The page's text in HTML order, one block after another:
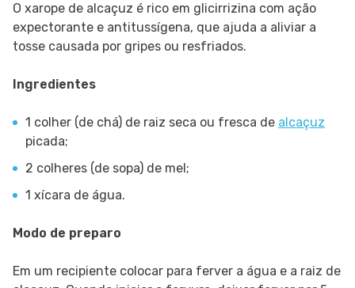
O xarope de alcaçuz é rico em glicirrizina com ação
expectorante e antitussígena, que ajuda a aliviar a
tosse causada por gripes ou resfriados.
Ingredientes
1 colher (de chá) de raiz seca ou fresca de alcaçuz
picada;
2 colheres (de sopa) de mel;
1 xícara de água.
Modo de preparo
Em um recipiente colocar para ferver a água e a raiz de